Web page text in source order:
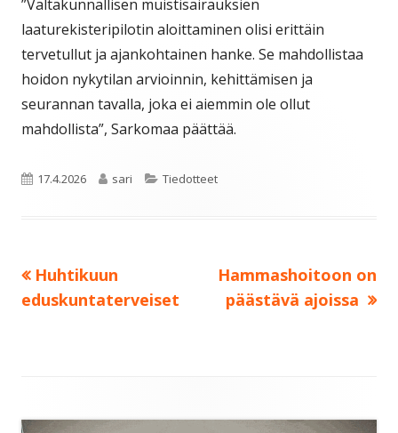
”Valtakunnallisen muistisairauksien
laaturekisteripilotin aloittaminen olisi erittäin
tervetullut ja ajankohtainen hanke. Se mahdollistaa
hoidon nykytilan arvioinnin, kehittämisen ja
seurannan tavalla, joka ei aiemmin ole ollut
mahdollista”, Sarkomaa päättää.
Julkaistu
17.4.2026 Kirjoittaja
sari Kategoriat
Tiedotteet
Artikkelien
Edellinen:
Huhtikuun
eduskuntaterveiset
Seuraava:
Hammashoitoon on
päästävä ajoissa
Sivupalkki